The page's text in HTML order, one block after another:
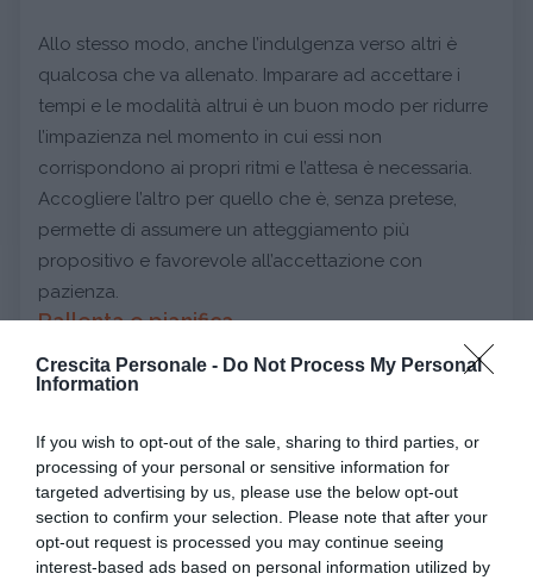
Crescita Personale - Do Not Process My Personal
Information
If you wish to opt-out of the sale, sharing to third parties, or
processing of your personal or sensitive information for
targeted advertising by us, please use the below opt-out
section to confirm your selection. Please note that after your
opt-out request is processed you may continue seeing
interest-based ads based on personal information utilized by
Allo stesso modo, anche l’indulgenza verso altri è
qualcosa che va allenato. Imparare ad accettare i
tempi e le modalità altrui è un buon modo per ridurre
l’impazienza nel momento in cui essi non
corrispondono ai propri ritmi e l’attesa è necessaria.
Accogliere l’altro per quello che è, senza pretese,
permette di assumere un atteggiamento più
propositivo e favorevole all’accettazione con
pazienza.
Rallenta e pianifica
Anche il pianificare e porsi delle priorità permette di
imparare ad aspettare. Comprendere cosa può
modo per ridurre la frenesia e darsi dei tempi.
Così ogni cosa ha un suo tempo e può essere fatta
con calma, pazienza e attenzione, attendendo il
momento per fare il resto, già prefissato e ben
definito. In questo modo tutti gli istanti acquisiscono